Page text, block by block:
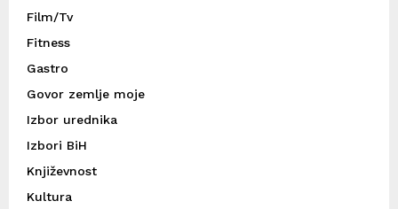
Film/Tv
Fitness
Gastro
Govor zemlje moje
Izbor urednika
Izbori BiH
Književnost
Kultura